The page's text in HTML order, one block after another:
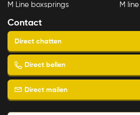
M Line boxsprings
M
Contact